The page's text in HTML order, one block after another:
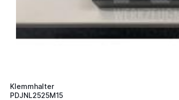
Klemmhalter
PDJNL2525M15